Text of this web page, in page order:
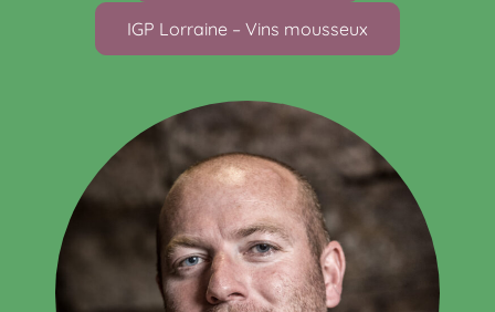
IGP Lorraine – Vins mousseux